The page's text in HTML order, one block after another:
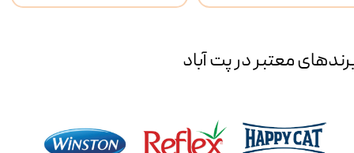
معتبر در پت آباد